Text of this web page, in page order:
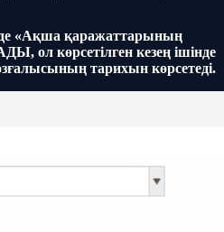
«Ақша қаражаттарының
ол көрсетілген кезең ішінде
тарихын көрсетеді.